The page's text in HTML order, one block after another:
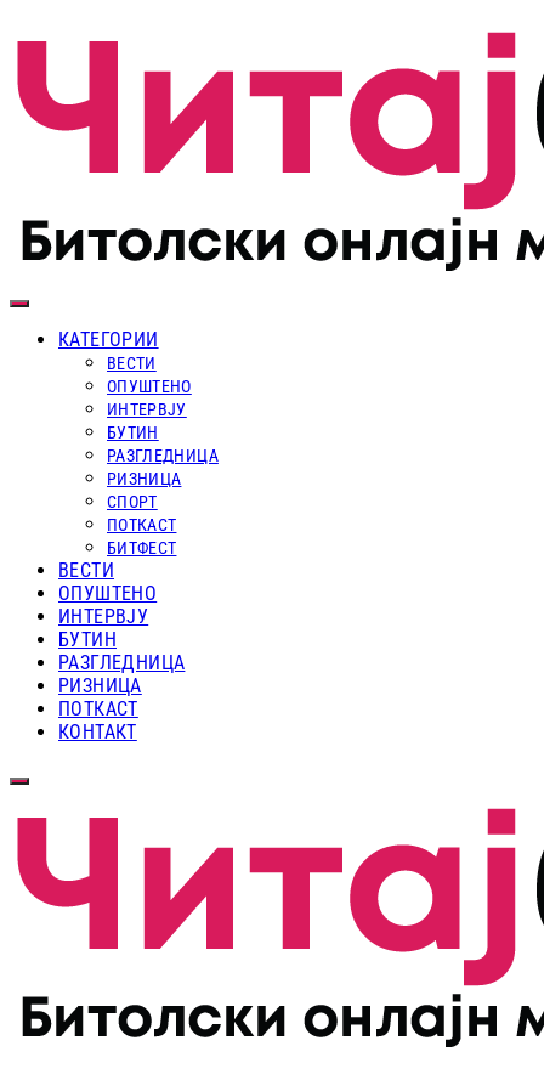
КАТЕГОРИИ
ВЕСТИ
ОПУШТЕНО
ИНТЕРВЈУ
БУТИН
РАЗГЛЕДНИЦА
РИЗНИЦА
СПОРТ
ПОТКАСТ
БИТФЕСТ
ВЕСТИ
ОПУШТЕНО
ИНТЕРВЈУ
БУТИН
РАЗГЛЕДНИЦА
РИЗНИЦА
ПОТКАСТ
КОНТАКТ